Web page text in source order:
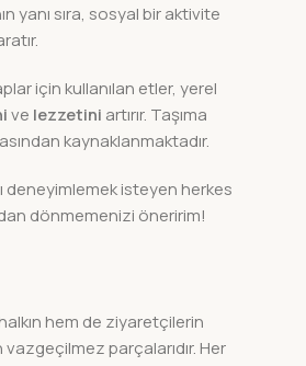
yanı sıra, sosyal bir aktivite
için kullanılan etler, yerel
ve lezzetini artırır. Taşıma
kaynaklanmaktadır.
deneyimlemek isteyen herkes
dönmemenizi öneririm!
hem de ziyaretçilerin
parçalarıdır. Her